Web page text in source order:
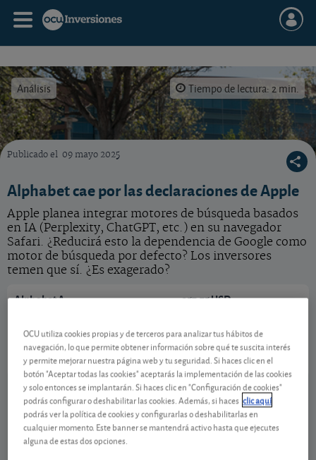
Análisis Tiempo de lectura: 2 min.
Los inversores han reaccionado ante las declaraciones de Apple. Qué hacer con la
Publicado el 09 mayo 2025
Alphabet cae por las declaraciones de Apple
Apple planea integrar motores de búsqueda basados
en IA (Perplexity, ChatGPT, etc.) en su navegador
Safari. ¿Reducirá esto la dependencia de Google como
motor de búsqueda por defecto? Los inversores
temen que sí. ¿Es exagerado?
Alphabet A
06/08/2026 Nasdaq
357,75 USD
-4,68 USD (-1,29 %)
Ver detalladamente
Motor de búsqueda por defecto
Google paga actualmente a Apple alrededor de
20.000 millones de dólares al año para seguir siendo
OCU utiliza cookies propias y de terceros para analizar tus hábitos de
navegación, lo que permite obtener información sobre qué te suscita interés
y permite mejorar nuestra página web y tu seguridad. Si haces clic en el
botón "Aceptar todas las cookies" aceptarás la implementación de las cookies
y solo entonces se implantarán. Si haces clic en "Configuración de cookies"
podrás configurar o deshabilitar las cookies. Además, si haces clic aquí
podrás ver la política de cookies y configurarlas o deshabilitarlas en
cualquier momento. Este banner se mantendrá activo hasta que ejecutes
alguna de estas dos opciones.